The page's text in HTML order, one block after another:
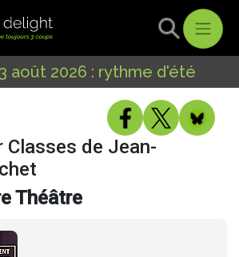
août 2026 : rythme d'été
Classes de Jean-
Théâtre